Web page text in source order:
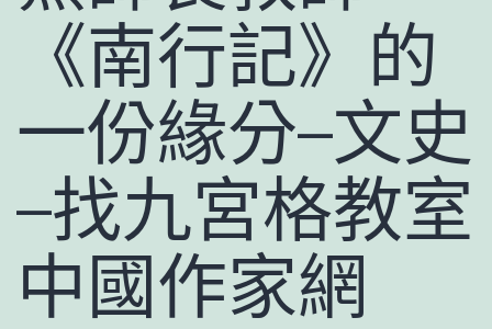
《南行記》的
一份緣分–文史
–找九宮格教室
中國作家網